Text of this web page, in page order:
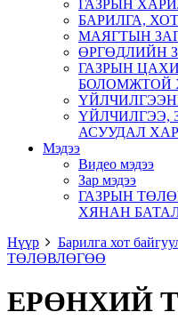
ГАЗРЫН
БАРИЛГА,
МАЯГТЫН
ӨРГӨДЛИЙН
ГАЗРЫН
БОЛОМЖТОЙ
ҮЙЛЧИЛГЭЭ,
АСУУДАЛ
Мэдээ
Видео мэдээ
Зар мэдээ
ГАЗРЫН
ХЯНАН
Нүүр
Барилга хот
ТӨЛӨВЛӨГӨӨ
ЕРӨНХИЙ